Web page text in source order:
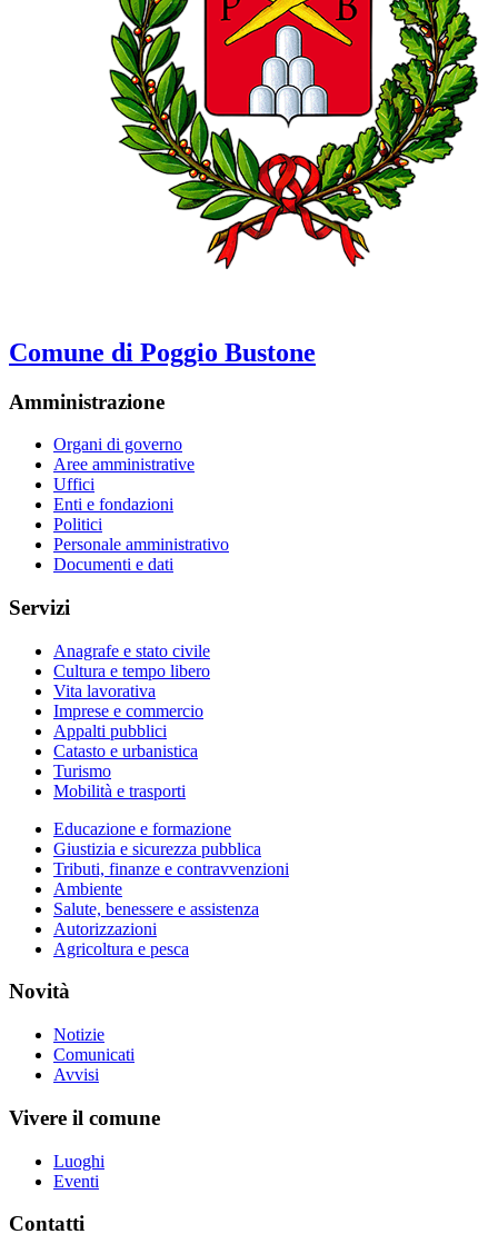
Comune di Poggio Bustone
Amministrazione
Organi di governo
Aree amministrative
Uffici
Enti e fondazioni
Politici
Personale amministrativo
Documenti e dati
Servizi
Anagrafe e stato civile
Cultura e tempo libero
Vita lavorativa
Imprese e commercio
Appalti pubblici
Catasto e urbanistica
Turismo
Mobilità e trasporti
Educazione e formazione
Giustizia e sicurezza pubblica
Tributi, finanze e contravvenzioni
Ambiente
Salute, benessere e assistenza
Autorizzazioni
Agricoltura e pesca
Novità
Notizie
Comunicati
Avvisi
Vivere il comune
Luoghi
Eventi
Contatti